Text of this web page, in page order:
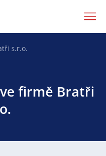
s.r.o.
firmě Bratři